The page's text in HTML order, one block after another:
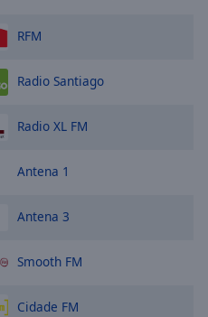
RFM
Radio Santiago
Radio XL FM
Antena 1
Antena 3
Smooth FM
Cidade FM